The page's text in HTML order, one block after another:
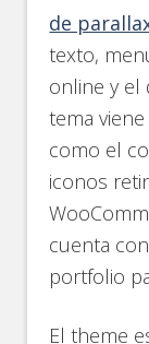
de
texto,
online y el
tema
como el
iconos
cuenta
portfolio
El theme